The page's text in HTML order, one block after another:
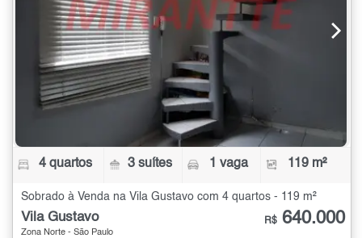
4 quartos 3 suítes 1 vaga 119 m²
Sobrado à Venda na Vila Gustavo com 4 quartos - 119 m²
Vila Gustavo
Zona Norte - São Paulo
R$ 640.000